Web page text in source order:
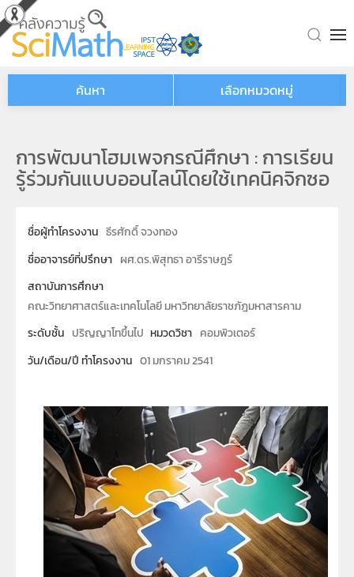
Skip to main content
ค้นหา เลือกหมวดหมู่
การพัฒนาโฮมเพจกรณีศึกษา : การเรียน
รู้ร่วมกันแบบออนไลน์โดยใช้เทคนิคจิกซอ
ชื่อผู้ทำโครงงาน ธีรศักดิ์ จวงทอง
ชื่ออาจารย์ที่ปรึกษา ผศ.ดร.พิสุทธา อารีราษฎร์
สถาบันการศึกษา
คณะวิทยาศาสตร์และเทคโนโลยี มหาวิทยาลัยราชภัฎมหาสารคาม
ระดับชั้น ปริญญาโทขึ้นไป หมวดวิชา คอมพิวเตอร์
วัน/เดือน/ปี ทำโครงงาน 01 มกราคม 2541